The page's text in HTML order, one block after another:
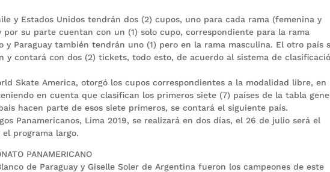
y Estados Unidos tendrán dos (2) cupos, uno para cada rama (femenina y
por su parte cuentan con un (1) solo cupo, correspondiente para la rama
y Paraguay también tendrán uno (1) pero en la rama masculina. El otro país
y contará con dos (2) tickets, todo esto, de acuerdo al sistema de
Skate America, otorgó los cupos correspondientes a la modalidad libre, en
en cuenta que clasifican los primeros siete (7) países de la tabla
hacen parte de esos siete primeros, se contará el siguiente país.
Panamericanos, Lima 2019, se realizará en dos días, el 26 de julio será el
programa largo.
PANAMERICANO
de Paraguay y Giselle Soler de Argentina fueron los campeones de este